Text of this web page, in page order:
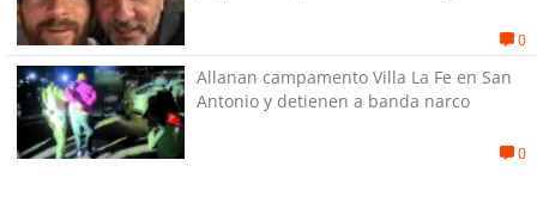
0
Allanan campamento Villa La Fe en San
Antonio y detienen a banda narco
0